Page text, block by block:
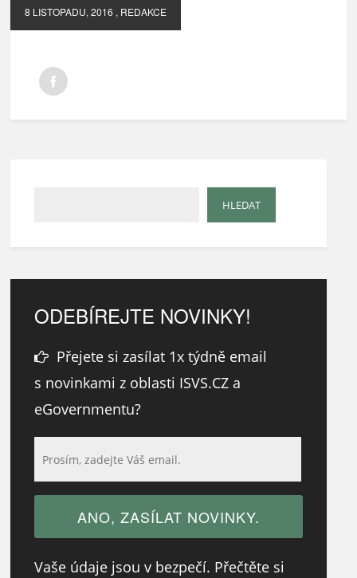
8 LISTOPADU, 2016 , REDAKCE
ODEBÍREJTE NOVINKY!
Přejete si zasílat 1x týdně email
s novinkami z oblasti ISVS.CZ a
eGovernmentu?
Vaše údaje jsou v bezpečí. Přečtěte si